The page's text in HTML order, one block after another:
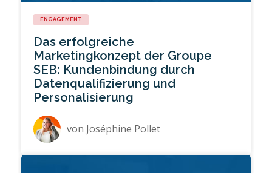
ENGAGEMENT
Das erfolgreiche
Marketingkonzept der Groupe
SEB: Kundenbindung durch
Datenqualifizierung und
Personalisierung
von Joséphine Pollet